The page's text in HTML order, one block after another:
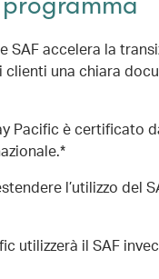
SAF accelera la
una chiara
Pacific è certificato
l’utilizzo del
utilizzerà il SAF